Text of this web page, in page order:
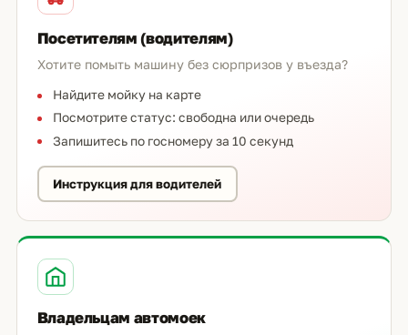
Посетителям (водителям)
Хотите помыть машину без сюрпризов у въезда?
Найдите мойку на карте
Посмотрите статус: свободна или очередь
Запишитесь по госномеру за 10 секунд
Инструкция для водителей
Владельцам автомоек